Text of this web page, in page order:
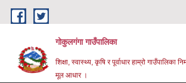
Skip to main content
गोकुलगंगा गाउँपालिका
शिक्षा, स्वास्थ्य, कृषि र पूर्वाधार हाम्रो गाउँपालिका
मूल आधार ।